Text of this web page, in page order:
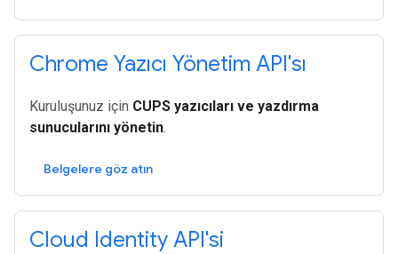
Chrome Yazıcı Yönetim API'sı
Kuruluşunuz için CUPS yazıcıları ve yazdırma
sunucularını yönetin.
Belgelere göz atın
Cloud Identity API'si